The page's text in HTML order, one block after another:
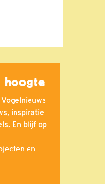
hoogte
inspiratie
En blijf op
en